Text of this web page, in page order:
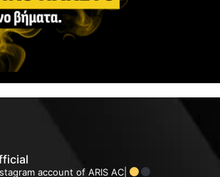
account of ARIS AC|